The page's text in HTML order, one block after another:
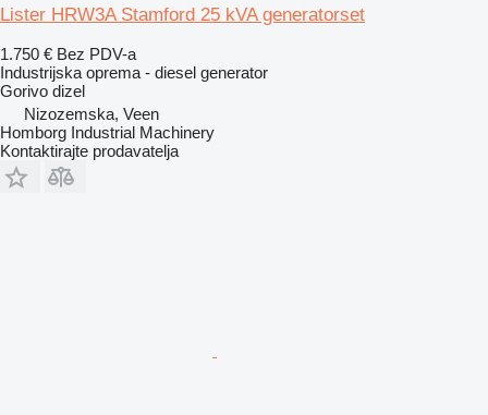
Lister HRW3A Stamford 25 kVA generatorset
1.750 € Bez PDV-a
Industrijska oprema - diesel generator
Gorivo dizel
Nizozemska, Veen
Homborg Industrial Machinery
Kontaktirajte prodavatelja